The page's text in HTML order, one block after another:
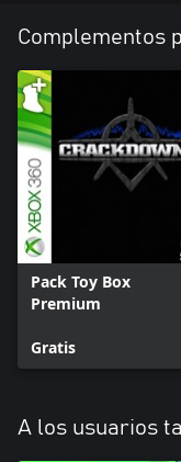
Complementos
Pack Toy Box
Premium
Gratis
A los usuarios